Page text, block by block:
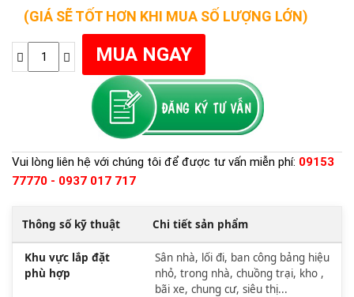
(GIÁ SẼ TỐT HƠN KHI MUA SỐ LƯỢNG LỚN)
Vui lòng liên hệ với chúng tôi để được tư vấn miễn phí: 09153
77770 - 0937 017 717
Thông số kỹ thuật Chi tiết sản phẩm
Khu vực lắp đặt
phù hợp
Sân nhà, lối đi, ban công bảng hiệu
nhỏ, trong nhà, chuồng trại, kho ,
bãi xe, chung cư, siêu thị...